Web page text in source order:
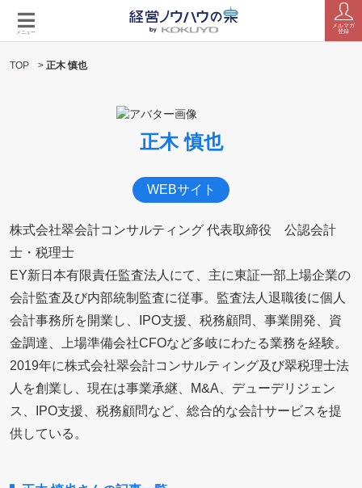
メニュー
メルマガ
登録
TOP > 正木 慎也
正木 慎也
WEBサイト
株式会社翠会計コンサルティング 代表取締役 公認会計
士・税理士
EY新日本有限責任監査法人にて、主に東証一部上場企業の
会計監査及び内部統制監査に従事。監査法人退職後に個人
会計事務所を開業し、IPO支援、税務顧問、事業開発、資
金調達、上場準備会社CFOなど多岐にわたる業務を経験。
2019年に株式会社翠会計コンサルティング及び翠税理士法
人を創業し、現在は事業承継、M&A、デューデリジェン
ス、IPO支援、税務顧問など、総合的な会計サービスを提
供している。